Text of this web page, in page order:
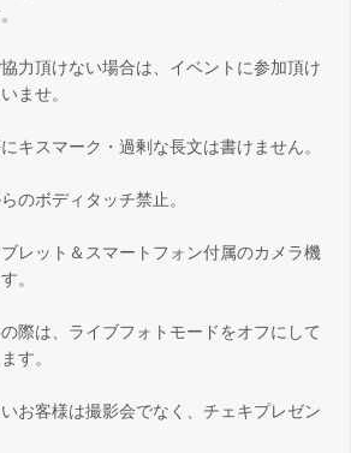
力頂けない場合は、イベントに参加頂け
ませ。
キスマーク・過剰な長文は書けません。
のボディタッチ禁止。
レット＆スマートフォン付属のカメラ機
。
際は、ライブフォトモードをオフにして
す。
お客様は撮影会でなく、チェキプレゼン